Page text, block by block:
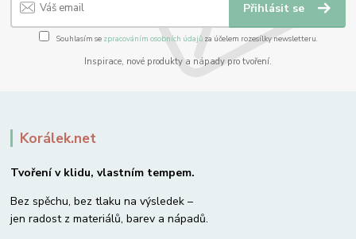
Přihlásit se
Souhlasím se zpracováním osobních údajůza účelem rozesílky newsletteru.
Inspirace, nové produkty a nápady pro tvoření.
Korálek.net
Tvoření v klidu, vlastním tempem.
Bez spěchu, bez tlaku na výsledek –
jen radost z materiálů, barev a nápadů.